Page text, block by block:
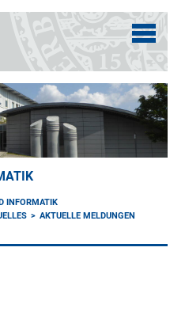
INFORMATIK
AKTUELLE MELDUNGEN